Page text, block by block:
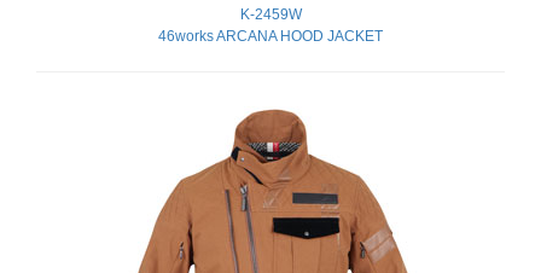
K-2459W
46works ARCANA HOOD JACKET